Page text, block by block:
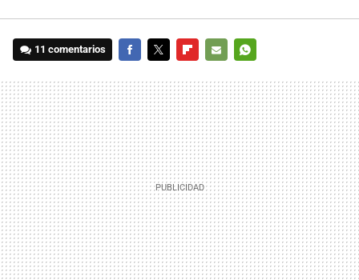
11 comentarios
MAIL